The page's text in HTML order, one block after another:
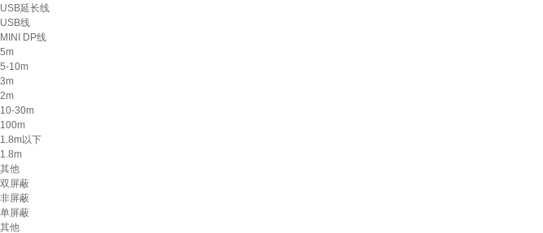
USB延长线
USB线
MINI DP线
5m
5-10m
3m
2m
10-30m
100m
1.8m以下
1.8m
其他
双屏蔽
非屏蔽
单屏蔽
其他